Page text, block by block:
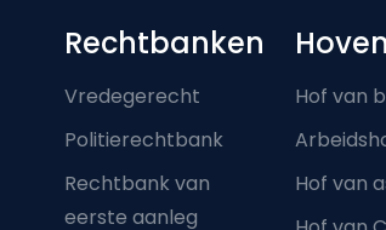
Footer-menu
Rechtbanken
Vredegerecht
Politierechtbank
Rechtbank van
eerste aanleg
Hoven
Hof van
Hof van